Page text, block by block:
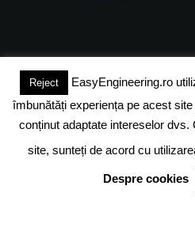
(c) 2024 -
DESPRE NOI ADVERTISING
POLITICA DE
Reject
EasyEngineering.ro
îmbunătăți experiența pe acest
conținut adaptate intereselor dvs.
site, sunteți de acord cu
Despre cookies